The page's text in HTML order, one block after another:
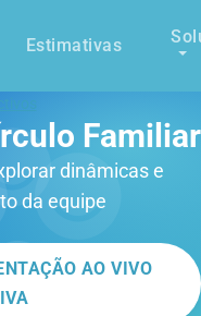
Estimativas
Familiar
dinâmicas e
da equipe
AO VIVO